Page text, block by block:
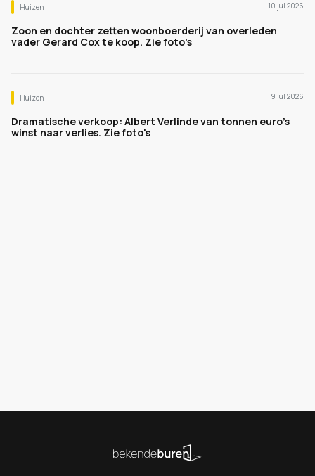
Huizen 10 jul 2026
Zoon en dochter zetten woonboerderij van overleden
vader Gerard Cox te koop. Zie foto's
Huizen 9 jul 2026
Dramatische verkoop: Albert Verlinde van tonnen euro's
winst naar verlies. Zie foto's